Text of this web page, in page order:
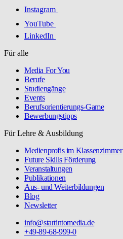
Instagram
YouTube
LinkedIn
Für alle
Media For You
Berufe
Studiengänge
Events
Berufsorientierungs-Game
Bewerbungstipps
Für Lehre & Ausbildung
Medienprofis im Klassenzimmer
Future Skills Förderung
Veranstaltungen
Publikationen
Aus- und Weiterbildungen
Blog
Newsletter
info@startintomedia.de
+49-89-68-999-0